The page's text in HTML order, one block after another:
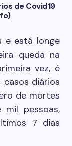
de Covid19
e está longe
queda na
vez, é
casos diários
de mortes
pessoas,
7 dias